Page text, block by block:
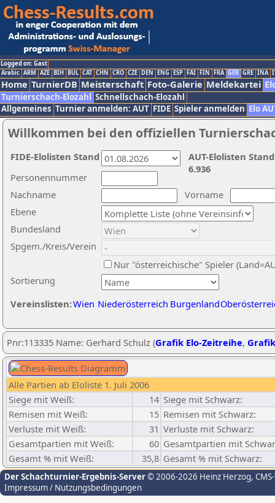
Logged on: Gast
Arabic ARM AZE BIH BUL CAT CHN CRO CZE DEN ENG ESP FAI FIN FRA GER GRE INA
Home TurnierDB Meisterschaft Foto-Galerie Meldekartei
Turnierschach-Elozahl Schnellschach-Elozahl
Allgemeines Turnier anmelden: AUT FIDE Spieler anmelden Elo
Willkommen bei den offiziellen
Nachname
Vorname
Ebene
Sortierung
Personennummer
Bundesland
Spgem./Kreis/Verein
Nur "österreichische" Spieler
Vereinslisten:Wien Niederösterreich Burgenland
AUT-Elolisten
6.936
FIDE-Elolisten Stand
Pnr:113335 Name: Gerhard Schulz (Grafik Elo-Zeitreihe,
Alle Partien ab Eloliste 1. Juli 2006
Siege mit Weiß:
14 Siege mit Schwarz:
Remisen mit Weiß:
15 Remisen mit Schwarz:
Verluste mit Weiß:
31 Verluste mit Schwarz:
Gesamtpartien mit Weiß:
60 Gesamtpartien mit
Gesamt % mit Weiß:
35,8 Gesamt % mit Schwarz:
Der Schachturnier-Ergebnis-Server© 2006-2026 Heinz Herzog,
Impressum / Nutzungsbedingungen